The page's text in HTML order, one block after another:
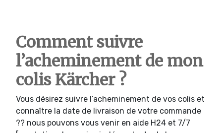
Comment suivre
l’acheminement de mon
colis Kärcher ?
Vous désirez suivre l’acheminement de vos colis et
connaître la date de livraison de votre commande
?? nous pouvons vous venir en aide H24 et 7/7